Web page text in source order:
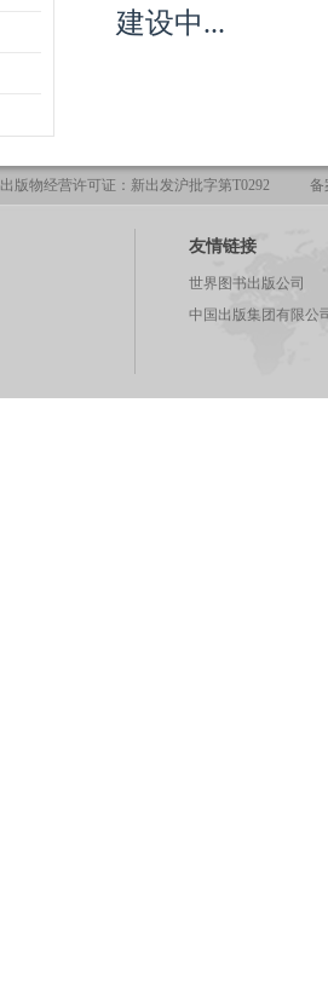
建设中...
出版物经营许可证：新出发沪批字第T0292 备
友情链接
世界图书出版公司
中国出版集团有限公